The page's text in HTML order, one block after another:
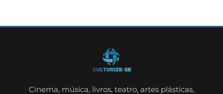
Cinema, música, livros, teatro, artes plásticas,